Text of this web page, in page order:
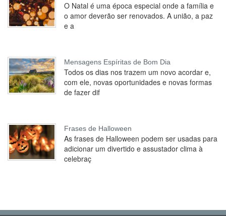
O Natal é uma época especial onde a família e
o amor deverão ser renovados. A união, a paz
e a
Mensagens Espíritas de Bom Dia
Todos os dias nos trazem um novo acordar e,
com ele, novas oportunidades e novas formas
de fazer dif
Frases de Halloween
As frases de Halloween podem ser usadas para
adicionar um divertido e assustador clima à
celebraç